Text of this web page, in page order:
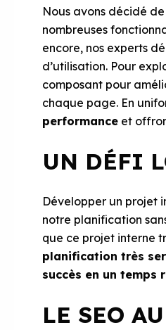
Nous avons décidé
nombreuses
encore, nos experts
d’utilisation. Pour
composant pour
chaque page. En
performance et
UN DÉFI
Développer un projet
notre planification
que ce projet interne
planification très
succès en un temps
LE SEO